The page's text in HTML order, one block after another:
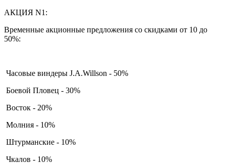
АКЦИЯ N1:
Временные акционные предложения со скидками от 10 до
50%:
Часовые виндеры J.A.Willson - 50%
Боевой Пловец - 30%
Восток - 20%
Молния - 10%
Штурманские - 10%
Чкалов - 10%